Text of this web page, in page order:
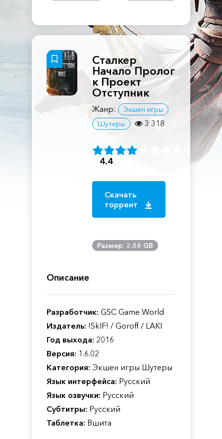
Сталкер
Начало Пролог
к Проект
Отступник
Жанр:
Экшен игры
Шутеры
3 318
4.4
Скачать
торрент
Размер: 2.86 GB
Описание
Разработчик: GSC Game World
Издатель: !SkIF! / Goroff / LAKI
Год выхода: 2016
Версия: 1.6.02
Категория: Экшен игры Шутеры
Язык интерфейса: Русский
Язык озвучки: Русский
Субтитры: Русский
Таблетка: Вшита